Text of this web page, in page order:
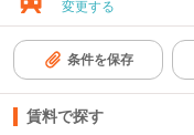
変更する
条件を保存
賃料で探す